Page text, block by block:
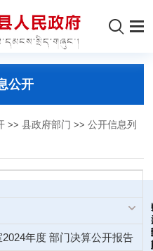
公开
>>县政府部门 >>公开信息列
年度 部门决算公开报告